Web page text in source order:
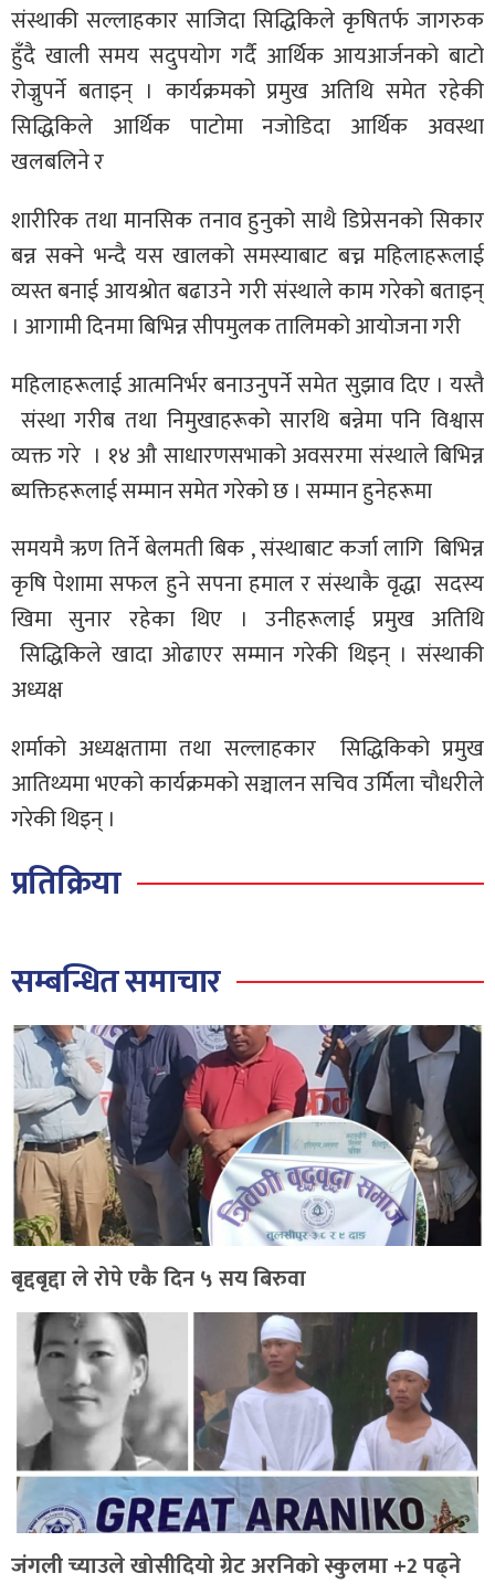
संस्थाकी सल्लाहकार साजिदा सिद्धिकिले कृषितर्फ जागरुक
हुँदै खाली समय सदुपयोग गर्दै आर्थिक आयआर्जनको बाटो
रोज्नुपर्ने बताइन् । कार्यक्रमको प्रमुख अतिथि समेत रहेकी
सिद्धिकिले आर्थिक पाटोमा नजोडिदा आर्थिक अवस्था
खलबलिने र
शारीरिक तथा मानसिक तनाव हुनुको साथै डिप्रेसनको सिकार
बन्न सक्ने भन्दै यस खालको समस्याबाट बच्न महिलाहरूलाई
व्यस्त बनाई आयश्रोत बढाउने गरी संस्थाले काम गरेको बताइन्
। आगामी दिनमा बिभिन्न सीपमुलक तालिमको आयोजना गरी
महिलाहरूलाई आत्मनिर्भर बनाउनुपर्ने समेत सुझाव दिए । यस्तै
संस्था गरीब तथा निमुखाहरूको सारथि बन्नेमा पनि विश्वास
व्यक्त गरे । १४ औ साधारणसभाको अवसरमा संस्थाले बिभिन्न
ब्यक्तिहरूलाई सम्मान समेत गरेको छ । सम्मान हुनेहरूमा
समयमै ऋण तिर्ने बेलमती बिक , संस्थाबाट कर्जा लागि बिभिन्न
कृषि पेशामा सफल हुने सपना हमाल र संस्थाकै वृद्धा सदस्य
खिमा सुनार रहेका थिए । उनीहरूलाई प्रमुख अतिथि
सिद्धिकिले खादा ओढाएर सम्मान गरेकी थिइन् । संस्थाकी
अध्यक्ष
शर्माको अध्यक्षतामा तथा सल्लाहकार सिद्धिकिको प्रमुख
आतिथ्यमा भएको कार्यक्रमको सञ्चालन सचिव उर्मिला चौधरीले
गरेकी थिइन् ।
प्रतिक्रिया
सम्बन्धित समाचार
बृद्दबृद्दा ले रोपे एकै दिन ५ सय बिरुवा
जंगली च्याउले खोसीदियो ग्रेट अरनिको स्कुलमा +2 पढ्ने